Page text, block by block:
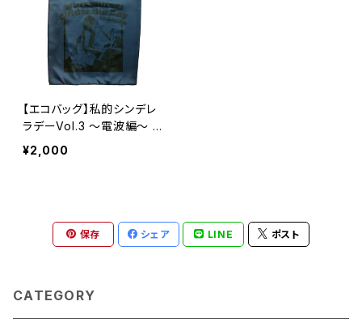
【エコバッグ】私的シンデレ
ラデーVol.3 〜電波編〜 /
ネイビー
¥2,000
保存 シェア LINE ポスト
CATEGORY